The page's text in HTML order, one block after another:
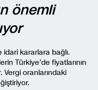
önemli
idari kararlara bağlı.
Türkiye’de fiyatlarının
Vergi oranlarındaki